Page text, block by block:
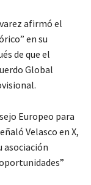
afirmó el
en su
de que el
Global
Europeo para
Velasco en X,
asociación